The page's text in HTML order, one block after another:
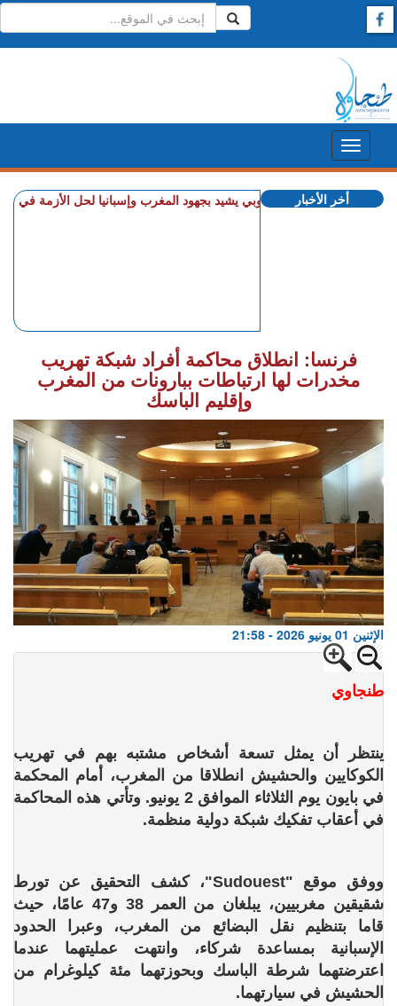
+ الاتحاد الأوروبي يشيد بجهود المغرب وإسبانيا لحل الأزمة في سبتة + أخر الأخبار
فرنسا: انطلاق محاكمة أفراد شبكة تهريب
مخدرات لها ارتباطات ببارونات من المغرب
وإقليم الباسك
الإثنين 01 يونيو 2026 - 21:58
طنجاوي
ينتظر أن يمثل تسعة أشخاص مشتبه بهم في تهريب
الكوكايين والحشيش انطلاقا من المغرب، أمام المحكمة
في بايون يوم الثلاثاء الموافق 2 يونيو. وتأتي هذه المحاكمة
في أعقاب تفكيك شبكة دولية منظمة.
ووفق موقع "Sudouest"، كشف التحقيق عن تورط
شقيقين مغربيين، يبلغان من العمر 38 و47 عامًا، حيث
قاما بتنظيم نقل البضائع من المغرب، وعبرا الحدود
الإسبانية بمساعدة شركاء، وانتهت عمليتهما عندما
اعترضتهما شرطة الباسك وبحوزتهما مئة كيلوغرام من
الحشيش في سيارتهما.